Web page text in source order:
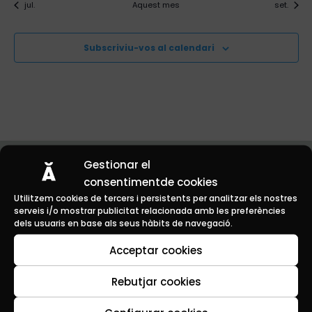
Gestionar el
consentimentde cookies
Utilitzem cookies de tercers i persistents per analitzar els nostres
serveis i/o mostrar publicitat relacionada amb les preferències
dels usuaris en base als seus hàbits de navegació.
Acceptar cookies
Rebutjar cookies
jul. Aquest mes set.
Subscriviu-vos al calendari
Planifica
Gaudeix
Telèfons d’interès